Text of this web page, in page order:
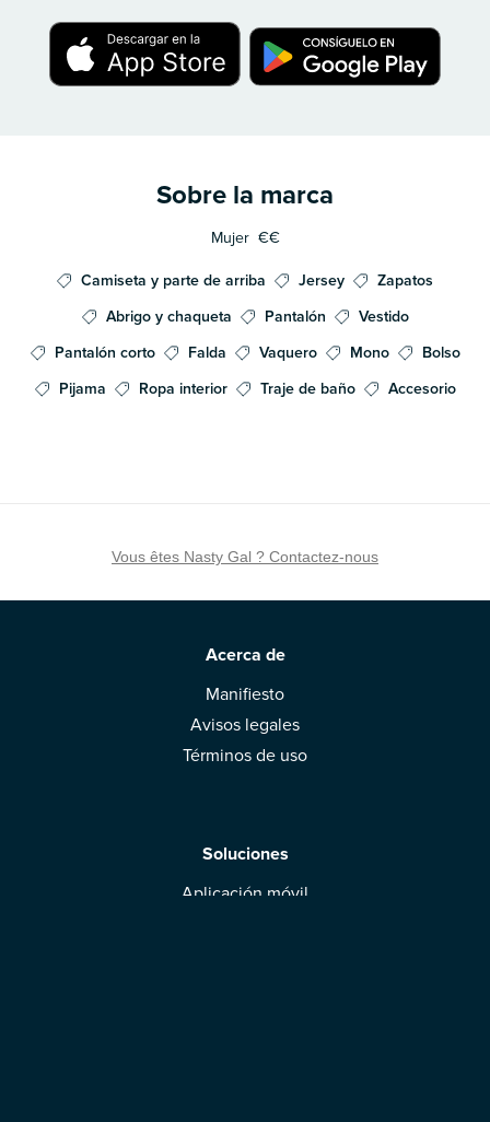
Sobre la marca
Mujer €€
Camiseta y parte de arriba Jersey
Zapatos
Abrigo y chaqueta
Pantalón
Vestido
Pantalón corto
Falda Vaquero Mono
Bolso
Pijama
Ropa interior Traje de baño Accesorio
Vous êtes Nasty Gal ? Contactez-nous
Acerca de
Manifiesto
Avisos legales
Términos de uso
Soluciones
Aplicación móvil